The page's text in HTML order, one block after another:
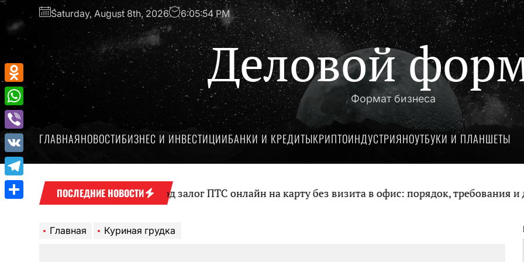
Перейти
содержимому
Saturday, August 8th, 2026 6:05:54 PM
Деловой
Формат бизнеса
ГЛАВНАЯНОВОСТИБИЗНЕС И ИНВЕСТИЦИИБАНКИ И КРЕДИТЫКРИПТОИНДУСТРИЯНОУТБУКИ И ПЛАНШЕТЫ
ПОСЛЕДНИЕ НОВОСТИ
Оформление займа под залог ПТС онлайн на карту без визита в офис: порядок, требования и
Главная Куриная грудка
Odnoklassniki
WhatsApp
Viber
VK
Telegram
Отправить